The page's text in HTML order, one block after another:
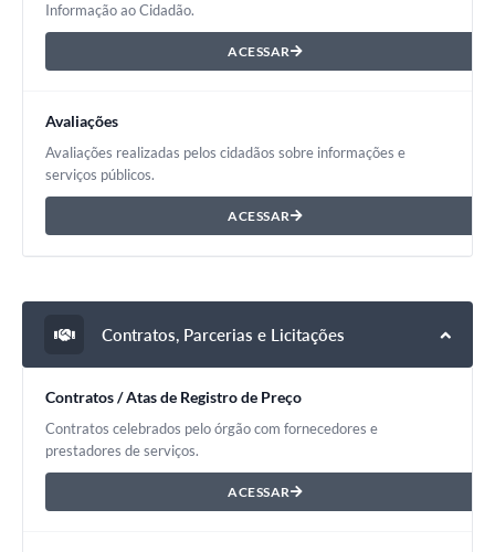
Informação ao Cidadão.
ACESSAR
Avaliações
Avaliações realizadas pelos cidadãos sobre informações e
serviços públicos.
ACESSAR
Contratos, Parcerias e Licitações
Contratos / Atas de Registro de Preço
Contratos celebrados pelo órgão com fornecedores e
prestadores de serviços.
ACESSAR